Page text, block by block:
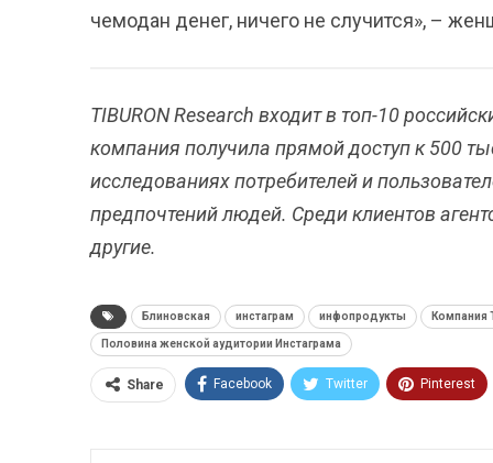
чемодан денег, ничего не случится», –
TIBURON Research входит в топ-10
компания получила прямой доступ к 500
исследованиях потребителей и
предпочтений людей. Среди клиентов
другие.
Блиновская инстаграм инфопродукты Компания
Половина женской аудитории Инстаграма
Share Facebook Twitter Pinterest